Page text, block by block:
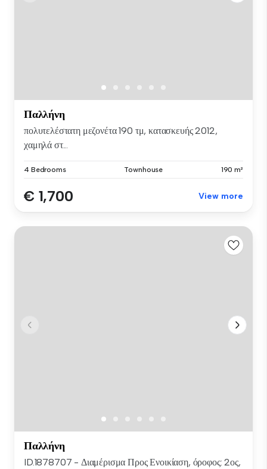
Παλλήνη
πολυτελέστατη μεζονέτα 190 τμ, κατασκευής 2012,
χαμηλά στ...
4 Bedrooms Townhouse 190 m²
€ 1,700 View more
Παλλήνη
ID.1878707 - Διαμέρισμα Προς Ενοικίαση, όροφος: 2ος,